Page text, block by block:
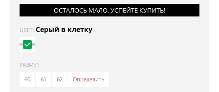
ОСТАЛОСЬ МАЛО, УСПЕЙТЕ КУПИТЬ!
ЦВЕТ: Серый в клетку
РАЗМЕР:
60
61 62 Определить